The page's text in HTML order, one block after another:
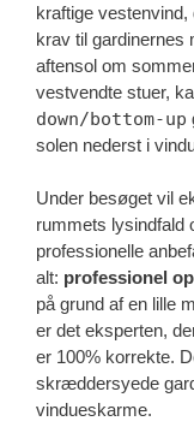
kraftige
krav til gardinernes
aftensol om
vestvendte stuer,
down/bottom-up
solen nederst i
Under besøget vil
rummets lysindfald
professionelle
alt: professionel
på grund af en lille
er det eksperten,
er 100% korrekte.
skræddersyede
vindueskarme.